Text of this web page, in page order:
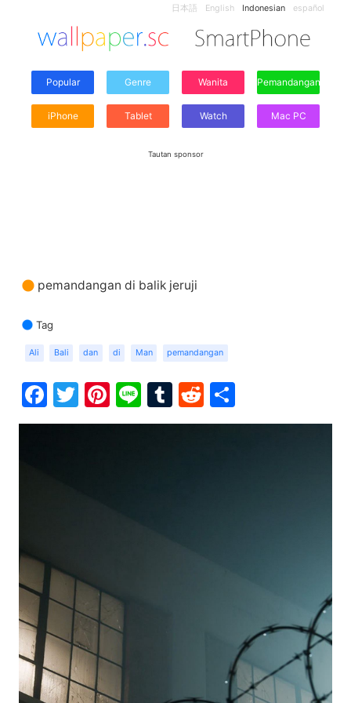
日本語 English Indonesian español
Popular Genre Wanita Pemandangan
iPhone Tablet Watch Mac PC
Tautan sponsor
pemandangan di balik jeruji
Tag
Ali Bali dan di Man pemandangan
Facebook
Twitter
Pinterest
LineTumblr
Reddit